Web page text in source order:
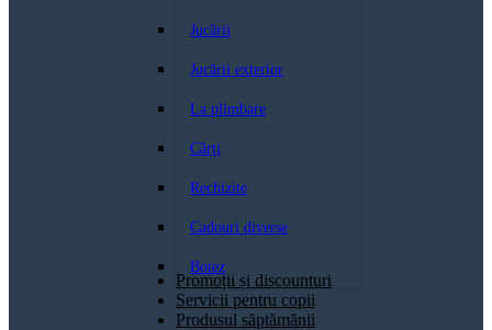
Jucării
Jucării exterior
La plimbare
Cărți
Rechizite
Cadouri diverse
Botez
Promoții și discounturi
Servicii pentru copii
Produsul săptămănii